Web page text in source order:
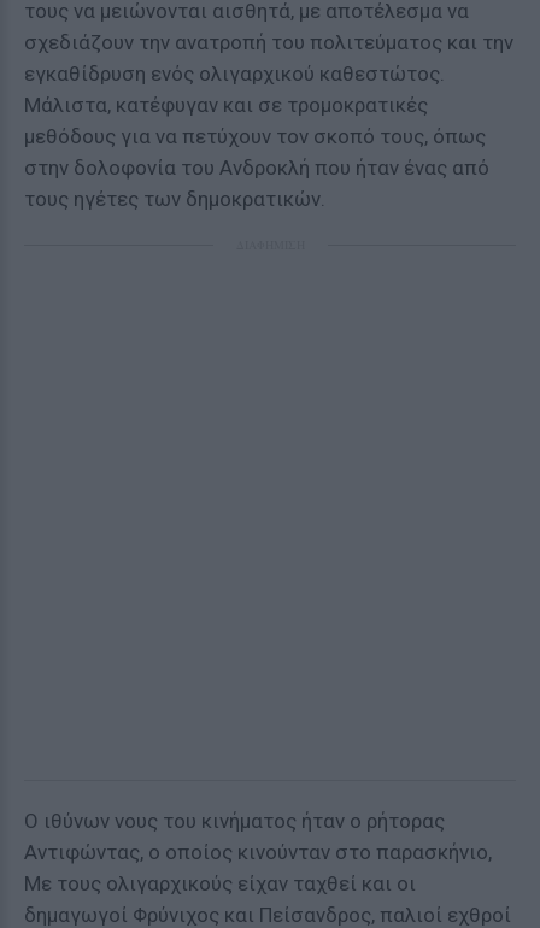
τους να μειώνονται αισθητά, με αποτέλεσμα να
σχεδιάζουν την ανατροπή του πολιτεύματος και την
εγκαθίδρυση ενός ολιγαρχικού καθεστώτος.
Μάλιστα, κατέφυγαν και σε τρομοκρατικές
μεθόδους για να πετύχουν τον σκοπό τους, όπως
στην δολοφονία του Ανδροκλή που ήταν ένας από
τους ηγέτες των δημοκρατικών.
Ο ιθύνων νους του κινήματος ήταν ο ρήτορας
Αντιφώντας, ο οποίος κινούνταν στο παρασκήνιο,
Με τους ολιγαρχικούς είχαν ταχθεί και οι
δημαγωγοί Φρύνιχος και Πείσανδρος, παλιοί εχθροί